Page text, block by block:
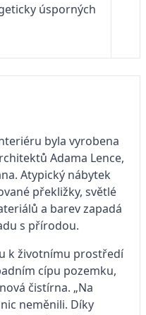
úsporných
byla vyrobena
Adama Lence,
Atypický nábytek
překližky, světlé
a barev zapadá
s přírodou.
k životnímu prostředí
cípu pozemku,
čistírna. „Na
neměnili. Díky